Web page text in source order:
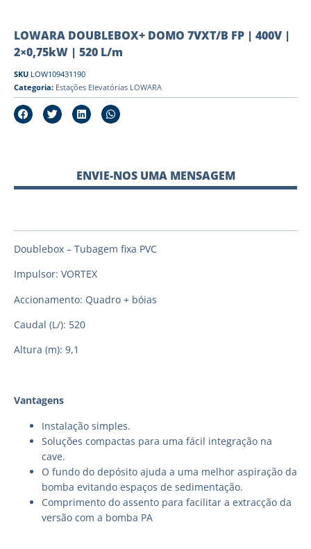
LOWARA DOUBLEBOX+ DOMO 7VXT/B FP | 400V |
2×0,75kW | 520 L/m
SKU LOW109431190
Categoria: Estações Elevatórias LOWARA
ENVIE-NOS UMA MENSAGEM
Doublebox – Tubagem fixa PVC
Impulsor: VORTEX
Accionamento: Quadro + bóias
Caudal (L/): 520
Altura (m): 9,1
Vantagens
Instalação simples.
Soluções compactas para uma fácil integração na
cave.
O fundo do depósito ajuda a uma melhor aspiração da
bomba evitando espaços de sedimentação.
Comprimento do assento para facilitar a extracção da
versão com a bomba PA